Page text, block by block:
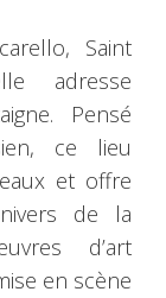
Saint
adresse
Pensé
ce lieu
et offre
de la
d’art
en scène